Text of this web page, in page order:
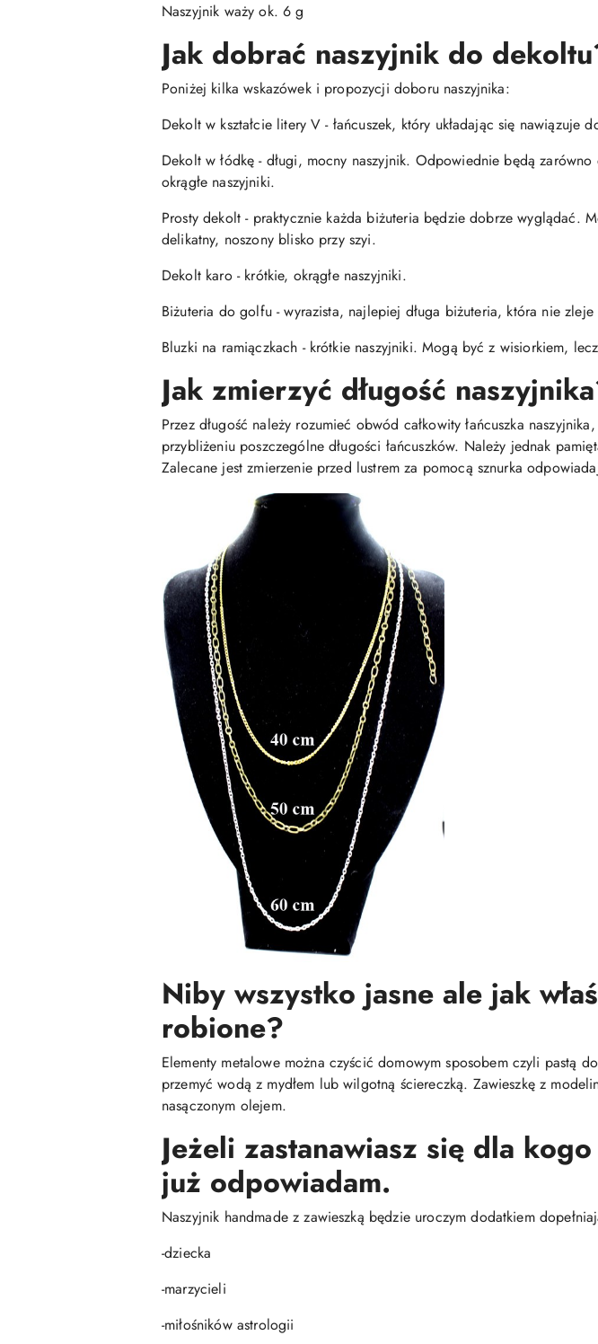
Naszyjnik waży ok. 6 g
Jak dobrać naszyjnik do
Poniżej kilka wskazówek i propozycji doboru naszyjnika:
Dekolt w kształcie litery V - łańcuszek, który układając się nawiązuje
Dekolt w łódkę - długi, mocny naszyjnik. Odpowiednie będą
okrągłe naszyjniki.
Prosty dekolt - praktycznie każda biżuteria będzie dobrze wyglądać.
delikatny, noszony blisko przy szyi.
Dekolt karo - krótkie, okrągłe naszyjniki.
Biżuteria do golfu - wyrazista, najlepiej długa biżuteria, która nie zleje
Bluzki na ramiączkach - krótkie naszyjniki. Mogą być z wisiorkiem,
Jak zmierzyć długość
Przez długość należy rozumieć obwód całkowity łańcuszka
przybliżeniu poszczególne długości łańcuszków. Należy jednak
Zalecane jest zmierzenie przed lustrem za pomocą sznurka
Niby wszystko jasne ale jak
robione?
Elementy metalowe można czyścić domowym sposobem czyli pastą
przemyć wodą z mydłem lub wilgotną ściereczką. Zawieszkę z
nasączonym olejem.
Jeżeli zastanawiasz się dla
już odpowiadam.
Naszyjnik handmade z zawieszką będzie uroczym dodatkiem
-dziecka
-marzycieli
-miłośników astrologii